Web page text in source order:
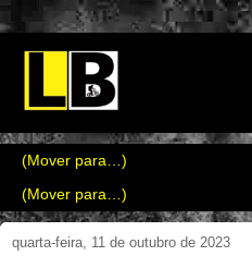
quarta-feira, 11 de outubro de 2023